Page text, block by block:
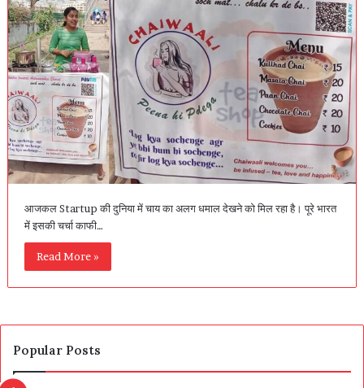
आजकल Startup की दुनिया में चाय का अलग धमाल देखने को मिल रहा है। पूरे भारत
में इसकी चर्चा काफी…
Read More »
Popular Posts